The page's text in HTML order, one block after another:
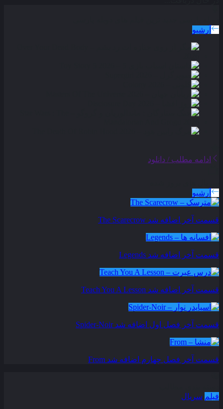
آرشیو
ادامه مطلب / دانلود
آرشیو
قسمت آخر اضافه شد The Scarecrow
قسمت آخر اضافه شد Legends
قسمت آخر اضافه شد Teach You A Lesson
قسمت آخر فصل اول اضافه شد Spider-Noir
قسمت آخر فصل چهارم اضافه شد From
فیلم سریال